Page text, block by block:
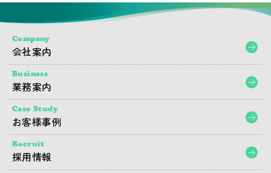
Company
会社案内
Business
業務案内
Case Study
お客様事例
Recruit
採用情報